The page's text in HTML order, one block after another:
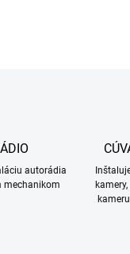
autorádia
mechanikom